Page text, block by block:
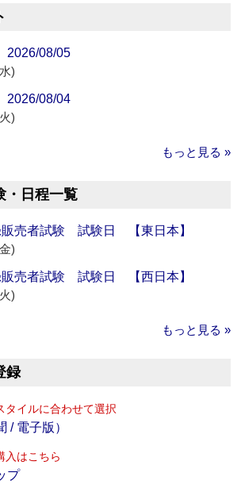
08/05
)
08/04
)
もっと見る »
・日程一覧
売者試験 試験日 【東日本】
)
売者試験 試験日 【西日本】
)
もっと見る »
録
タイルに合わせて選択
/ 電子版）
入はこちら
プ